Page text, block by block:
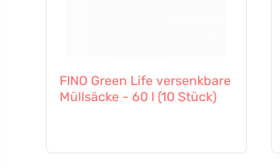
FINO Green Life versenkbare
Müllsäcke - 60 l (10 Stück)